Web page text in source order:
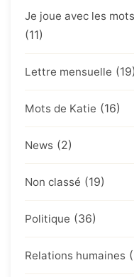
Je joue avec les
(11)
Lettre mensuelle (19)
Mots de Katie (16)
News (2)
Non classé (19)
Politique (36)
Relations humaines